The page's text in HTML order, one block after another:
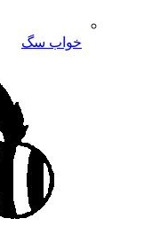
خواب سگ